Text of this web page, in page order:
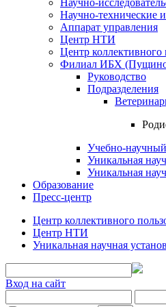
Научно-технические
Аппарат управления
Центр НТИ
Центр коллективного
Филиал ИБХ
Руководство
Подразделения
Учебно-
Уникальная
Уникальная
Образование
Пресс-центр
Центр коллективного
Центр НТИ
Уникальная научная
Вход на сайт